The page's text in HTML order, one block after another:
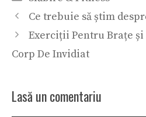
Ce trebuie să știm
Exerciții Pentru Brațe și
Corp De Invidiat
Lasă un comentariu